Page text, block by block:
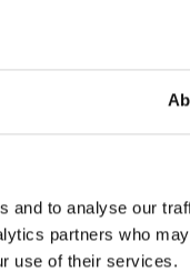
and to analyse our
partners who
use of their services.
elever
bliver trykt. Så
startet
med den
deres side.